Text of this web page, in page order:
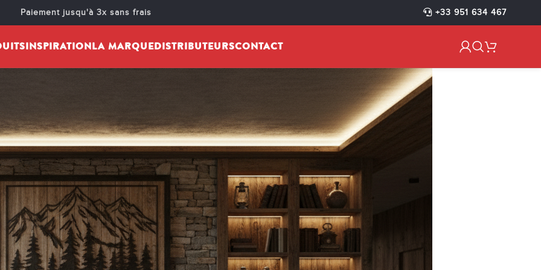
Paiement jusqu'à 3x sans frais +33 951 634 467
INSPIRATIONLA MARQUEDISTRIBUTEURSCONTACT
IMAGE 150.13VF